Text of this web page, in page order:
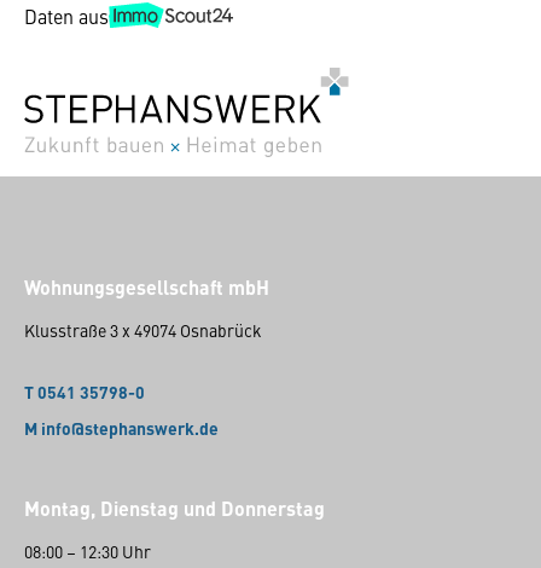
Daten aus
Wohnungsgesellschaft mbH
Klusstraße 3 x 49074 Osnabrück
T 0541 35798-0
M info@stephanswerk.de
Montag, Dienstag und Donnerstag
08:00 – 12:30 Uhr